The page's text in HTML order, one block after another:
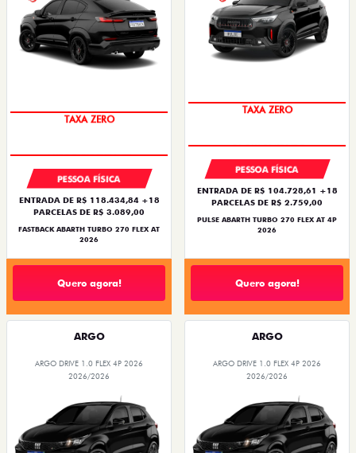
TAXA ZERO
PESSOA FÍSICA
ENTRADA DE R$ 118.434,84 +18
PARCELAS DE R$ 3.089,00
FASTBACK ABARTH TURBO 270 FLEX AT
2026
Quero agora!
TAXA ZERO
PESSOA FÍSICA
ENTRADA DE R$ 104.728,61 +18
PARCELAS DE R$ 2.759,00
PULSE ABARTH TURBO 270 FLEX AT 4P
2026
Quero agora!
ARGO
ARGO DRIVE 1.0 FLEX 4P 2026
2026/2026
ARGO
ARGO DRIVE 1.0 FLEX 4P 2026
2026/2026